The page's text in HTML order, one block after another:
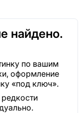
найдено.
по вашим
оформление
«под ключ».